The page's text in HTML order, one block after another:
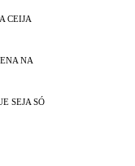
CEIJA
NA
SEJA SÓ